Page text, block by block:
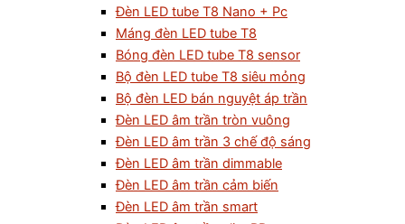
Đèn LED tube T8 Nano + Pc
Máng đèn LED tube T8
Bóng đèn LED tube T8 sensor
Bộ đèn LED tube T8 siêu mỏng
Bộ đèn LED bán nguyệt áp trần
Đèn LED âm trần tròn vuông
Đèn LED âm trần 3 chế độ sáng
Đèn LED âm trần dimmable
Đèn LED âm trần cảm biến
Đèn LED âm trần smart